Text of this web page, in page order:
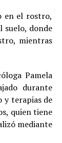
en el rostro,
suelo, donde
mientras
Pamela
durante
y terapias de
quien tiene
mediante